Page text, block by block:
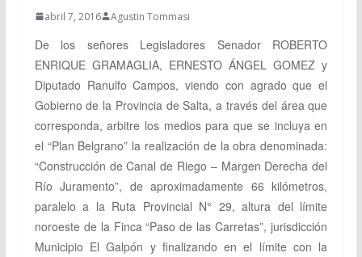
abril 7, 2016 Agustin Tommasi
De los señores Legisladores Senador ROBERTO
ENRIQUE GRAMAGLIA, ERNESTO ÁNGEL GOMEZ y
Diputado RanulfoCampos, viendo con agrado que el
Gobierno de la Provincia de Salta, a través del área que
corresponda, arbitre los medios para que se incluya en
el “Plan Belgrano” la realización de la obra denominada:
“Construcción de Canal de Riego – Margen Derecha del
Río Juramento”, de aproximadamente 66 kilómetros,
paralelo a la Ruta Provincial N° 29, altura del límite
noroeste de la Finca “Paso de las Carretas”, jurisdicción
Municipio El Galpón y finalizando en el límite con la